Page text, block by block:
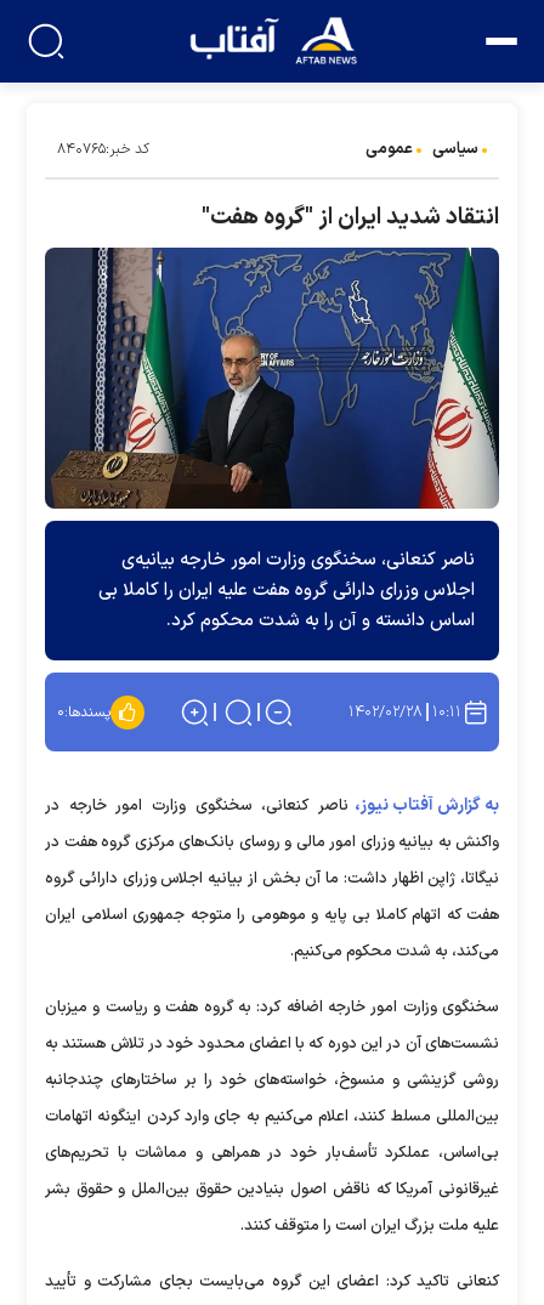
سیاسی عمومی کد خبر:۸۴۰۷۶۵
انتقاد شدید ایران از "گروه هفت"
ناصر کنعانی، سخنگوی وزارت امور خارجه بیانیه‌ی
اجلاس وزرای دارائی گروه هفت علیه ایران را کاملا بی
اساس دانسته و آن را به شدت محکوم کرد.
۱۰:۱۱ ۱۴۰۲/۰۲/۲۸ پسندها:۰
به گزارش آفتاب نیوز، ناصر کنعانی، سخنگوی وزارت امور خارجه در
واکنش به بیانیه وزرای امور مالی و روسای بانک‌های مرکزی گروه هفت در
نیگاتا، ژاپن اظهار داشت: ما آن بخش از بیانیه اجلاس وزرای دارائی گروه
هفت که اتهام کاملا بی پایه و موهومی را متوجه جمهوری اسلامی ایران
می‌کند، به شدت محکوم می‌کنیم.
سخنگوی وزارت امور خارجه اضافه کرد: به گروه هفت و ریاست و میزبان
نشست‌های آن در این دوره که با اعضای محدود خود در تلاش هستند به
روشی گزینشی و منسوخ، خواسته‌های خود را بر ساختار‌های چندجانبه
بین‌المللی مسلط کنند، اعلام می‌کنیم به جای وارد کردن اینگونه اتهامات
بی‌اساس، عملکرد تأسف‌بار خود در همراهی و مماشات با تحریم‌های
غیرقانونی آمریکا که ناقض اصول بنیادین حقوق بین‌الملل و حقوق بشر
علیه ملت بزرگ ایران است را متوقف کنند.
کنعانی تاکید کرد: اعضای این گروه می‌بایست بجای مشارکت و تأیید